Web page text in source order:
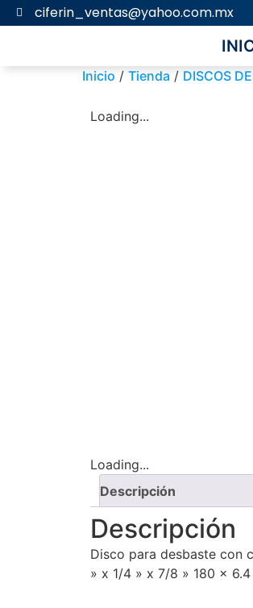
ciferin_ventas@yahoo.com.mx
Inicio / Tienda / DISCOS
Loading...
Loading...
Descripción
Descripción
Disco para desbaste con
» x 1/4 » x 7/8 » 180 x